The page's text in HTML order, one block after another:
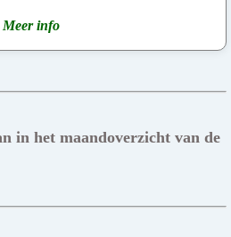
Meer info
in het maandoverzicht van de